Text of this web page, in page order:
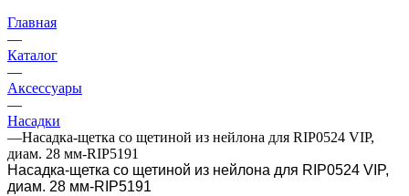
Главная
—
Каталог
—
Аксессуары
—
Насадки
—Насадка-щетка со щетиной из нейлона для RIP0524 VIP,
диам. 28 мм-RIP5191
Насадка-щетка со щетиной из нейлона для RIP0524 VIP,
диам. 28 мм-RIP5191